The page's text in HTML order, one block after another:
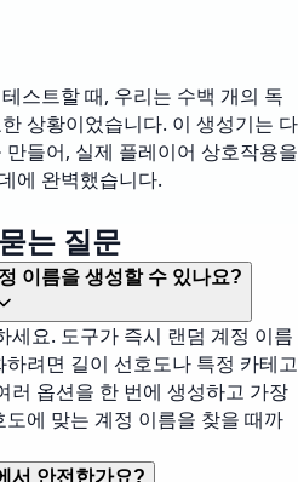
스트할 때, 우리는 수백 개의 독
상황이었습니다. 이 생성기는 다
들어, 실제 플레이어 상호작용을
에 완벽했습니다.
는 질문
이름을 생성할 수 있나요?
요. 도구가 즉시 랜덤 계정 이름
려면 길이 선호도나 특정 카테고
러 옵션을 한 번에 생성하고 가장
에 맞는 계정 이름을 찾을 때까
서 안전한가요?